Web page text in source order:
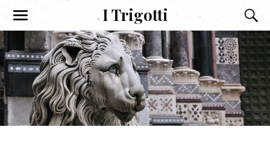
I Trigotti